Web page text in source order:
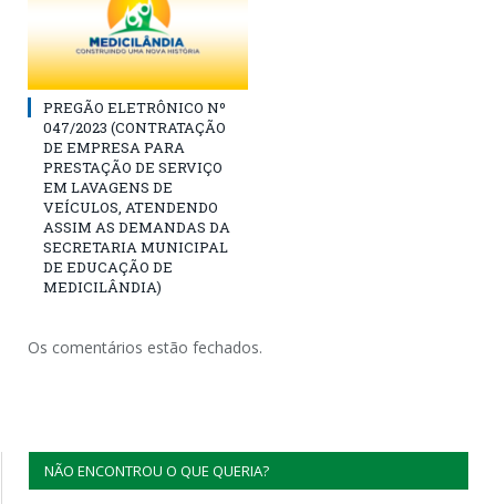
PREGÃO ELETRÔNICO Nº
047/2023 (CONTRATAÇÃO
DE EMPRESA PARA
PRESTAÇÃO DE SERVIÇO
EM LAVAGENS DE
VEÍCULOS, ATENDENDO
ASSIM AS DEMANDAS DA
SECRETARIA MUNICIPAL
DE EDUCAÇÃO DE
MEDICILÂNDIA)
Os comentários estão fechados.
NÃO ENCONTROU O QUE QUERIA?